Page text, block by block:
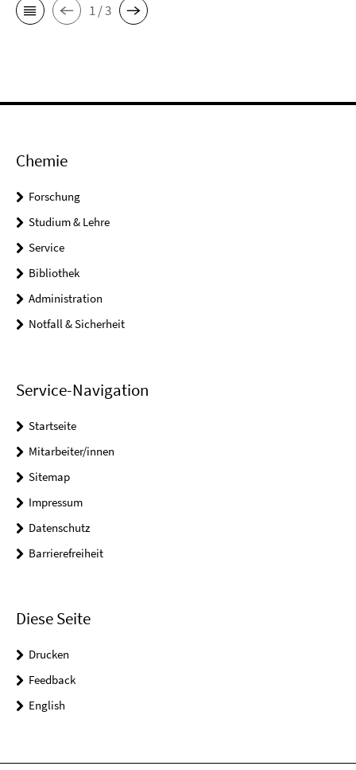
1 / 3
Chemie
Forschung
Studium & Lehre
Service
Bibliothek
Administration
Notfall & Sicherheit
Service-Navigation
Startseite
Mitarbeiter/innen
Sitemap
Impressum
Datenschutz
Barrierefreiheit
Diese Seite
Drucken
Feedback
English